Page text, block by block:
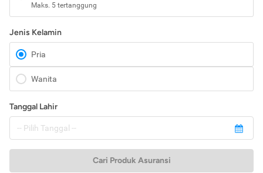
Maks. 5 tertanggung
Jenis Kelamin
Pria
Wanita
Tanggal Lahir
Cari Produk Asuransi